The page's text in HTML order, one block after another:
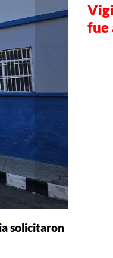
solicitaron
fue